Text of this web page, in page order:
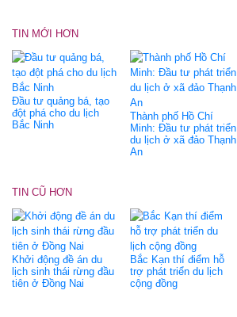
TIN MỚI HƠN
Đầu tư quảng bá, tạo
đột phá cho du lịch
Bắc Ninh
Thành phố Hồ Chí
Minh: Đầu tư phát triển
du lịch ở xã đảo Thạnh
An
TIN CŨ HƠN
Khởi động đề án du
lịch sinh thái rừng đầu
tiên ở Đồng Nai
Bắc Kạn thí điểm hỗ
trợ phát triển du lịch
cộng đồng